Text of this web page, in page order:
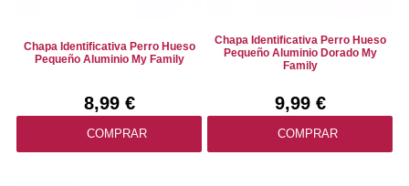
Chapa Identificativa Perro Hueso
Pequeño Aluminio My Family
8,99 €
COMPRAR
Chapa Identificativa Perro Hueso
Pequeño Aluminio Dorado My
Family
9,99 €
COMPRAR